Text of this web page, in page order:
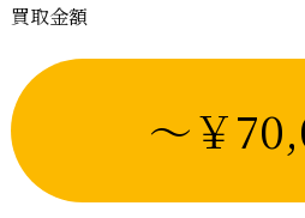
買取金額
～￥